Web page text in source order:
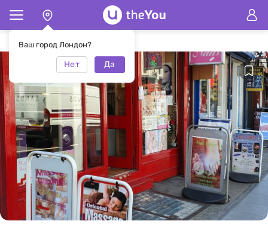
Ваш город Лондон?
Нет Да
Главная Салон Nails Salon